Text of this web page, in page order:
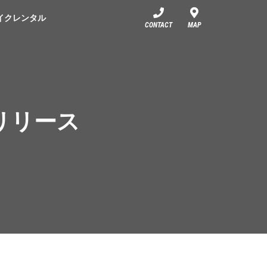
クレンタル
CONTACT MAP
リース